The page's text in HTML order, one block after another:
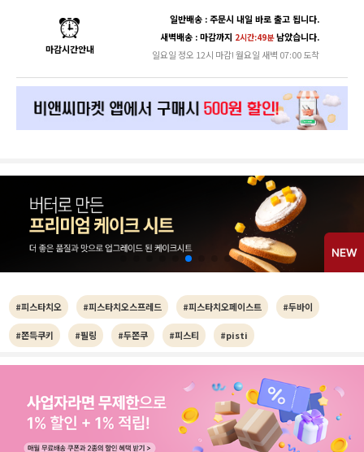
마감시간안내
일반배송 : 주문시 내일 바로 출고 됩니다.
새벽배송 : 마감까지 2시간:49분남았습니다.
일요일 정오 12시 마감! 월요일 새벽 07:00 도착
#피스타치오 #피스타치오스프레드 #피스타치오페이스트 #두바이
#쫀득쿠키 #필링 #두쫀쿠 #피스티 #pisti